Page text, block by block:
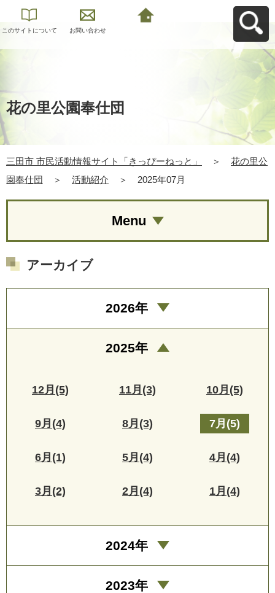
このサイトについて お問い合わせ
花の里公園奉仕団
三田市 市民活動情報サイト「きっぴーねっと」 ＞
花の里公
園奉仕団
＞ 活動紹介 ＞ 2025年07月
Menu
アーカイブ
2026年
2025年
12月(5) 11月(3) 10月(5)
9月(4) 8月(3) 7月(5)
6月(1) 5月(4) 4月(4)
3月(2) 2月(4) 1月(4)
2024年
2023年